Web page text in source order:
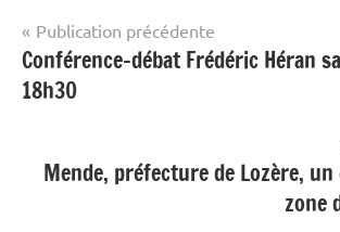
Navigation
de
l’article
Publication précédente
Conférence-débat Frédéric Héran
18h30
Mende, préfecture de Lozère,
zone